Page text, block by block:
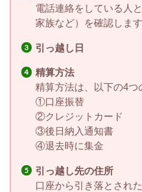
電話連絡をしている人
家族など）を確認します
引っ越し日
精算方法
精算方法は、以下の4つ
①口座振替
②クレジットカード
③後日納入通知書
④退去時に集金
引っ越し先の住所
口座から引き落とされ